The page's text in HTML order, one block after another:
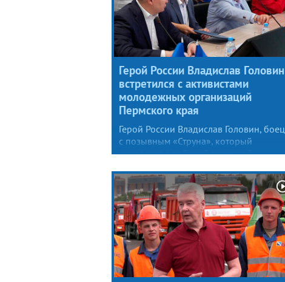
Герой России Владислав Головин
встретился с активистами
молодежных организаций
Пермского края
Герой России Владислав Головин, боец
с позывным «Струна», который
находится с рабочей поездкой
с представителями «Молодой
Гвардии», Юнармии и студенческих
отрядов.